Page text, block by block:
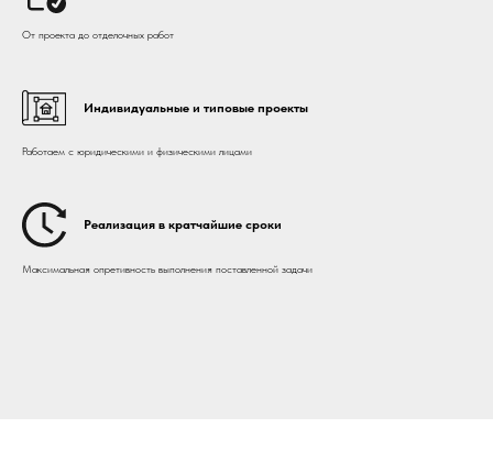
От проекта до отделочных работ
Индивидуальные и типовые проекты
Работаем с юридическими и физическими лицами
Реализация в кратчайшие сроки
Максимальная опретивность выполнения поставленной задачи